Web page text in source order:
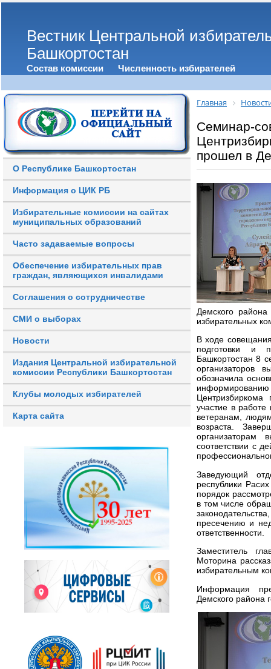
Вестник Центральной
Башкортостан
Состав комиссии Численность избирателей
О Республике Башкортостан
Информация о ЦИК РБ
Избирательные комиссии на сайтах
муниципальных образований
Часто задаваемые вопросы
Обеспечение избирательных прав
граждан, являющихся инвалидами
Соглашения о сотрудничестве
СМИ о выборах
Новости
Издания Центральной избирательной
комиссии Республики Башкортостан
Клубы молодых избирателей
Карта сайта
Главная
Семинар-
прошел в
Демского
избирательных
В ходе
подготовки и
Башкортостан 8
организаторов
обозначила
Центризбиркома
участие в
ветеранам,
возраста.
организаторам
соответствии с
Заведующий
республики
порядок
в том числе
пресечению и
ответственности.
Заместитель
Моторина
избирательным
Информация
Демского района